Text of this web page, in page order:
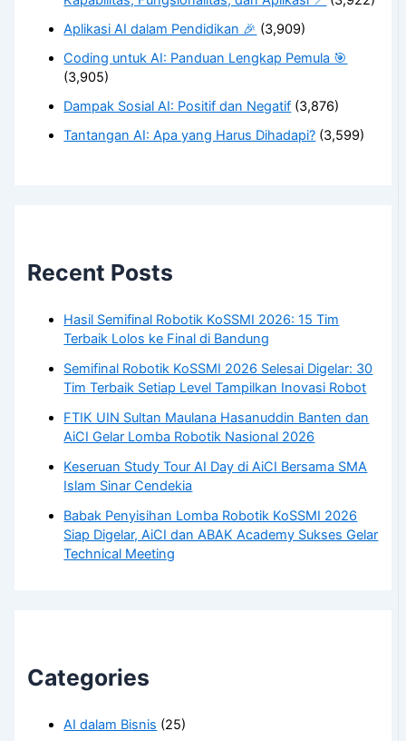
Aplikasi AI dalam Pendidikan 🎉 (3,909)
Coding untuk AI: Panduan Lengkap Pemula 🎯
(3,905)
Dampak Sosial AI: Positif dan Negatif (3,876)
Tantangan AI: Apa yang Harus Dihadapi? (3,599)
Recent Posts
Hasil Semifinal Robotik KoSSMI 2026: 15 Tim
Terbaik Lolos ke Final di Bandung
Semifinal Robotik KoSSMI 2026 Selesai Digelar: 30
Tim Terbaik Setiap Level Tampilkan Inovasi Robot
FTIK UIN Sultan Maulana Hasanuddin Banten dan
AiCI Gelar Lomba Robotik Nasional 2026
Keseruan Study Tour AI Day di AiCI Bersama SMA
Islam Sinar Cendekia
Babak Penyisihan Lomba Robotik KoSSMI 2026
Siap Digelar, AiCI dan ABAK Academy Sukses Gelar
Technical Meeting
Categories
AI dalam Bisnis (25)